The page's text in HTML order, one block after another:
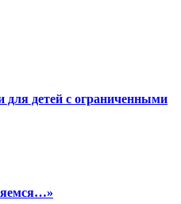
для детей с ограниченными